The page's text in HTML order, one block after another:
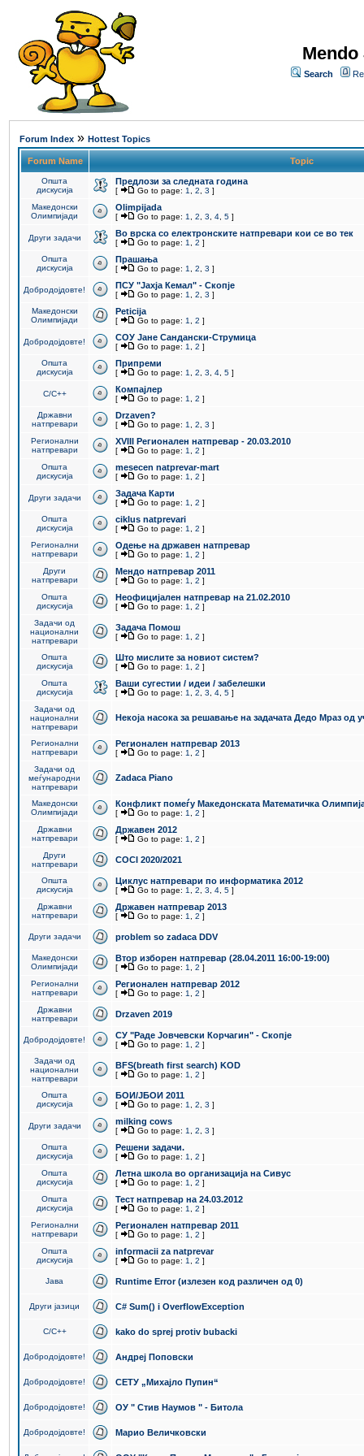
Search
Forum Index » Hottest Topics
Forum Name Topic
Општа
дискусија
Предлози за следната година
[ Go to page: 1 2 3 ]
Македонски
Олимпијади
Olimpijada
[ Go to page: 1 2 3 4 5 ]
Други задачи Во врска со електронските натпревари кои се во тек
[ Go to page: 1 2 ]
Општа
дискусија
Прашања
[ Go to page: 1 2 3 ]
Добродојдовте! ПCУ "Јахја Кемал" - Скопје
[ Go to page: 1 2 3 ]
Македонски
Олимпијади
Peticija
[ Go to page: 1 2 ]
Добродојдовте! СОУ Јане Сандански-Струмица
[ Go to page: 1 2 ]
Општа
дискусија
Припреми
[ Go to page: 1 2 3 4 5 ]
C/C++ Компајлер
[ Go to page: 1 2 ]
Државни
натпревари
Drzaven?
[ Go to page: 1 2 3 ]
Регионални
натпревари
XVIII Регионален натпревар - 20.03.2010
[ Go to page: 1 2 ]
Општа
дискусија
mesecen natprevar-mart
[ Go to page: 1 2 ]
Други задачи Задача Карти
[ Go to page: 1 2 ]
Општа
дискусија
ciklus natprevari
[ Go to page: 1 2 ]
Регионални
натпревари
Одење на државен натпревар
[ Go to page: 1 2 ]
Други
натпревари
Мендо натпревар 2011
[ Go to page: 1 2 ]
Општа
дискусија
Неофицијален натпревар на 21.02.2010
[ Go to page: 1 2 ]
Задачи од
национални
натпревари
Задача Помош
[ Go to page: 1 2 ]
Општа
дискусија
Што мислите за новиот систем?
[ Go to page: 1 2 ]
Општа
дискусија
Ваши сугестии / идеи / забелешки
[ Go to page: 1 2 3 4 5 ]
Задачи од
национални
натпревари
Некоја насока за решавање на задачата Дедо Мраз од
Регионални
натпревари
Регионален натпревар 2013
[ Go to page: 1 2 ]
Задачи од
меѓународни
натпревари
Zadaca Piano
Македонски
Олимпијади
Конфликт помеѓу Македонската Математичка
[ Go to page: 1 2 ]
Државни
натпревари
Државен 2012
[ Go to page: 1 2 ]
Други
натпревари
COCI 2020/2021
Општа
дискусија
Циклус натпревари по информатика 2012
[ Go to page: 1 2 3 4 5 ]
Државни
натпревари
Државен натпревар 2013
[ Go to page: 1 2 ]
Други задачи problem so zadaca DDV
Македонски
Олимпијади
Втор изборен натпревар (28.04.2011 16:00-19:00)
[ Go to page: 1 2 ]
Регионални
натпревари
Регионален натпревар 2012
[ Go to page: 1 2 ]
Државни
натпревари
Drzaven 2019
Добродојдовте! СУ "Раде Јовчевски Корчагин" - Скопје
[ Go to page: 1 2 ]
Задачи од
национални
натпревари
BFS(breath first search) KOD
[ Go to page: 1 2 ]
Општа
дискусија
БОИ/ЈБОИ 2011
[ Go to page: 1 2 3 ]
Други задачи milking cows
[ Go to page: 1 2 3 ]
Општа
дискусија
Решени задачи.
[ Go to page: 1 2 ]
Општа
дискусија
Летна школа во организација на Сивус
[ Go to page: 1 2 ]
Општа
дискусија
Тест натпревар на 24.03.2012
[ Go to page: 1 2 ]
Регионални
натпревари
Регионален натпревар 2011
[ Go to page: 1 2 ]
Општа
дискусија
informacii za natprevar
[ Go to page: 1 2 ]
Јава Runtime Error (излезен код различен од 0)
Други јазици C# Sum() i OverflowException
C/C++ kako do sprej protiv bubacki
Добродојдовте! Андреј Поповски
Добродојдовте! СЕТУ „Михајло Пупин“
Добродојдовте! ОУ " Стив Наумов " - Битола
Добродојдовте! Марио Величковски